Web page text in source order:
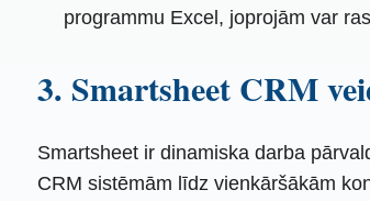
programmu Excel, joprojām var
3. Smartsheet CRM
Smartsheet ir dinamiska darba
CRM sistēmām līdz vienkāršākām